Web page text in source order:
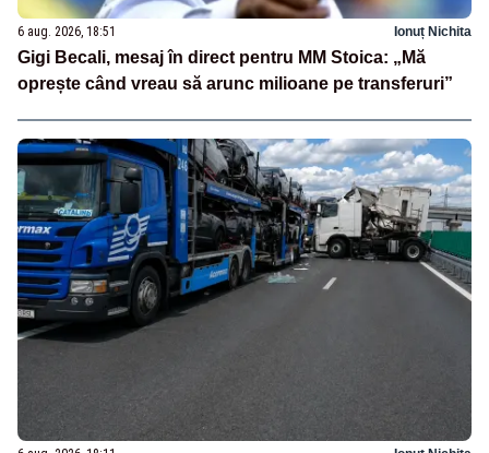
6 aug. 2026, 18:51 Ionuț Nichita
Gigi Becali, mesaj în direct pentru MM Stoica: „Mă
oprește când vreau să arunc milioane pe transferuri”